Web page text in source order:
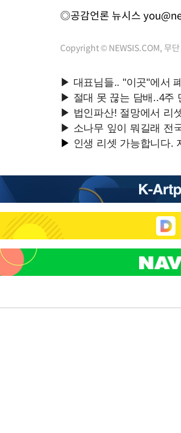
◎공감언론 뉴시스
Copyright © NEWSIS.COM, 무단